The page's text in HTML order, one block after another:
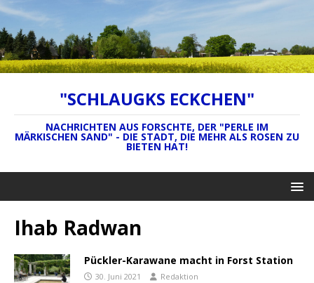
"SCHLAUGKS ECKCHEN"
NACHRICHTEN AUS FORSCHTE, DER "PERLE IM
MÄRKISCHEN SAND" - DIE STADT, DIE MEHR ALS ROSEN ZU
BIETEN HAT!
Ihab Radwan
Pückler-Karawane macht in Forst Station
30. Juni 2021 Redaktion